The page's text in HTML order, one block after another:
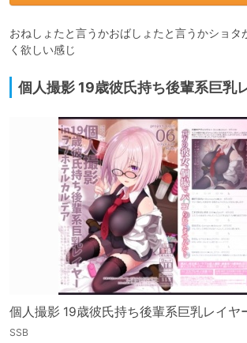
おねしょたと言うかおばしょたと言うかショタ
く欲しい感じ
個人撮影 19歳彼氏持ち後輩系巨乳
個人撮影 19歳彼氏持ち後輩系巨乳レイヤ
SSB